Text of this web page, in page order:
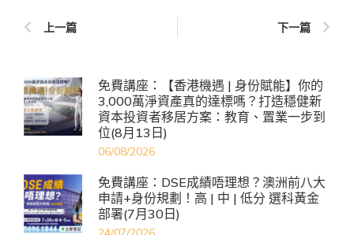
上一篇 下一篇
免費講座：【香港機遇 | 身份賦能】你的
3,000萬淨資產真的達標嗎？打造穩健新
資本投資者移居方案：教育、置業一步到
位(8月13日)
06/08/2026
免費講座：DSE成績唔理想？澳洲前八大
申請+身份規劃！高 | 中 | 低分 選科黃金
部署(7月30日)